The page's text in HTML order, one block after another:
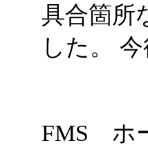
具合箇所
した。
FMS ホ